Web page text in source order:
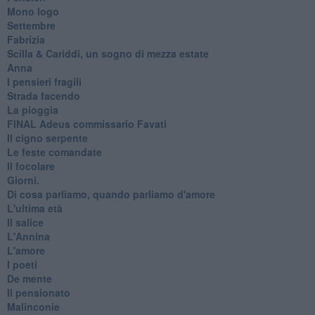
Mono logo
Settembre
Fabrizia
​Scilla & Cariddi, un sogno di mezza estate
Anna
I pensieri fragili
Strada facendo
La pioggia
FINAL Adeus commissario Favati
Il cigno serpente
Le feste comandate
Il focolare
Giorni.
Di cosa parliamo, quando parliamo d'amore
L'ultima età
Il salice
L'Annina
L'amore
I poeti
De mente
Il pensionato
Malinconie